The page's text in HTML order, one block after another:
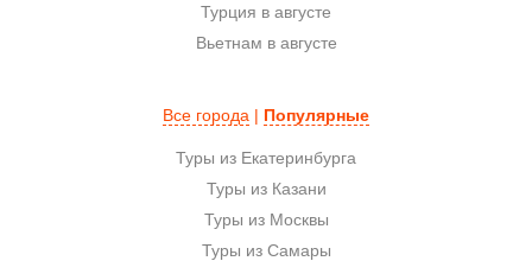
Турция в августе
Вьетнам в августе
Все города | Популярные
Туры из Екатеринбурга
Туры из Казани
Туры из Москвы
Туры из Самары